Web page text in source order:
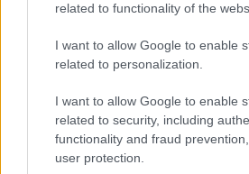
related to functionality of the
I want to allow Google to enable
related to personalization.
I want to allow Google to enable
related to security, including
functionality and fraud
user protection.